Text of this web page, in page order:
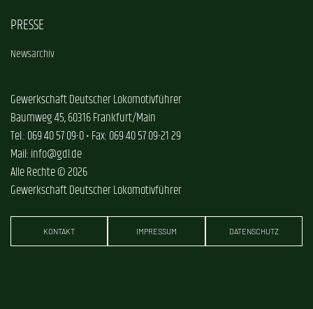
PRESSE
Newsarchiv
Gewerkschaft Deutscher Lokomotivführer
Baumweg 45, 60316 Frankfurt/Main
Tel.: 069 40 57 09-0 • Fax: 069 40 57 09-21 29
Mail: info@gdl.de
Alle Rechte © 2026
Gewerkschaft Deutscher Lokomotivführer
KONTAKT IMPRESSUM DATENSCHUTZ